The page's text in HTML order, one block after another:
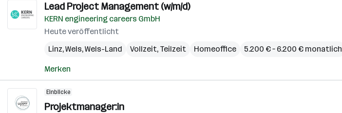
Lead Project Management (w/m/d)
KERN engineering careers GmbH
Heute veröffentlicht
Linz,Wels,Wels-Land Vollzeit, Teilzeit Homeoffice 5.200 € – 6.200 € monatlich
Merken
Einblicke
Projektmanager:in